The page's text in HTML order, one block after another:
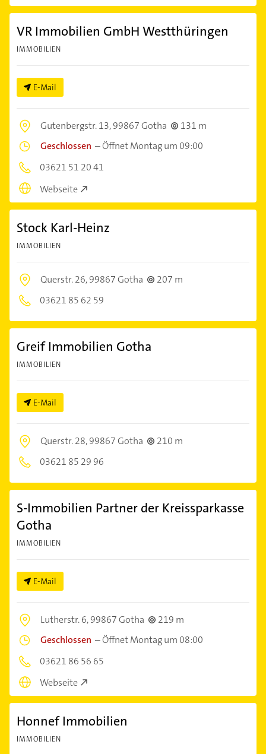
VR Immobilien GmbH Westthüringen
IMMOBILIEN
E-Mail
Gutenbergstr. 13,99867 Gotha
131 m
Geschlossen –Öffnet Montag um 09:00
03621 51 20 41
Webseite
Stock Karl-Heinz
IMMOBILIEN
Querstr. 26,99867 Gotha
207 m
03621 85 62 59
Greif Immobilien Gotha
IMMOBILIEN
E-Mail
Querstr. 28,99867 Gotha
210 m
03621 85 29 96
S-Immobilien Partner der Kreissparkasse
Gotha
IMMOBILIEN
E-Mail
Lutherstr. 6,99867 Gotha
219 m
Geschlossen –Öffnet Montag um 08:00
03621 86 56 65
Webseite
Honnef Immobilien
IMMOBILIEN